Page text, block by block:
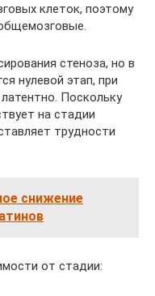
клеток, поэтому
стеноза, но в
нулевой этап, при
Поскольку
на стадии
трудности
снижение
от стадии: